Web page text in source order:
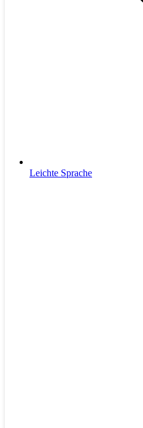
Leichte Sprache